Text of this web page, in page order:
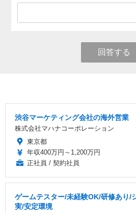
回答する
渋谷マーケティング会社の海外営業
株式会社マハナコーポレーション
東京都
年収400万円～1,200万円
正社員 / 契約社員
ゲームテスター/未経験OK/研修あり/
実/安定環境